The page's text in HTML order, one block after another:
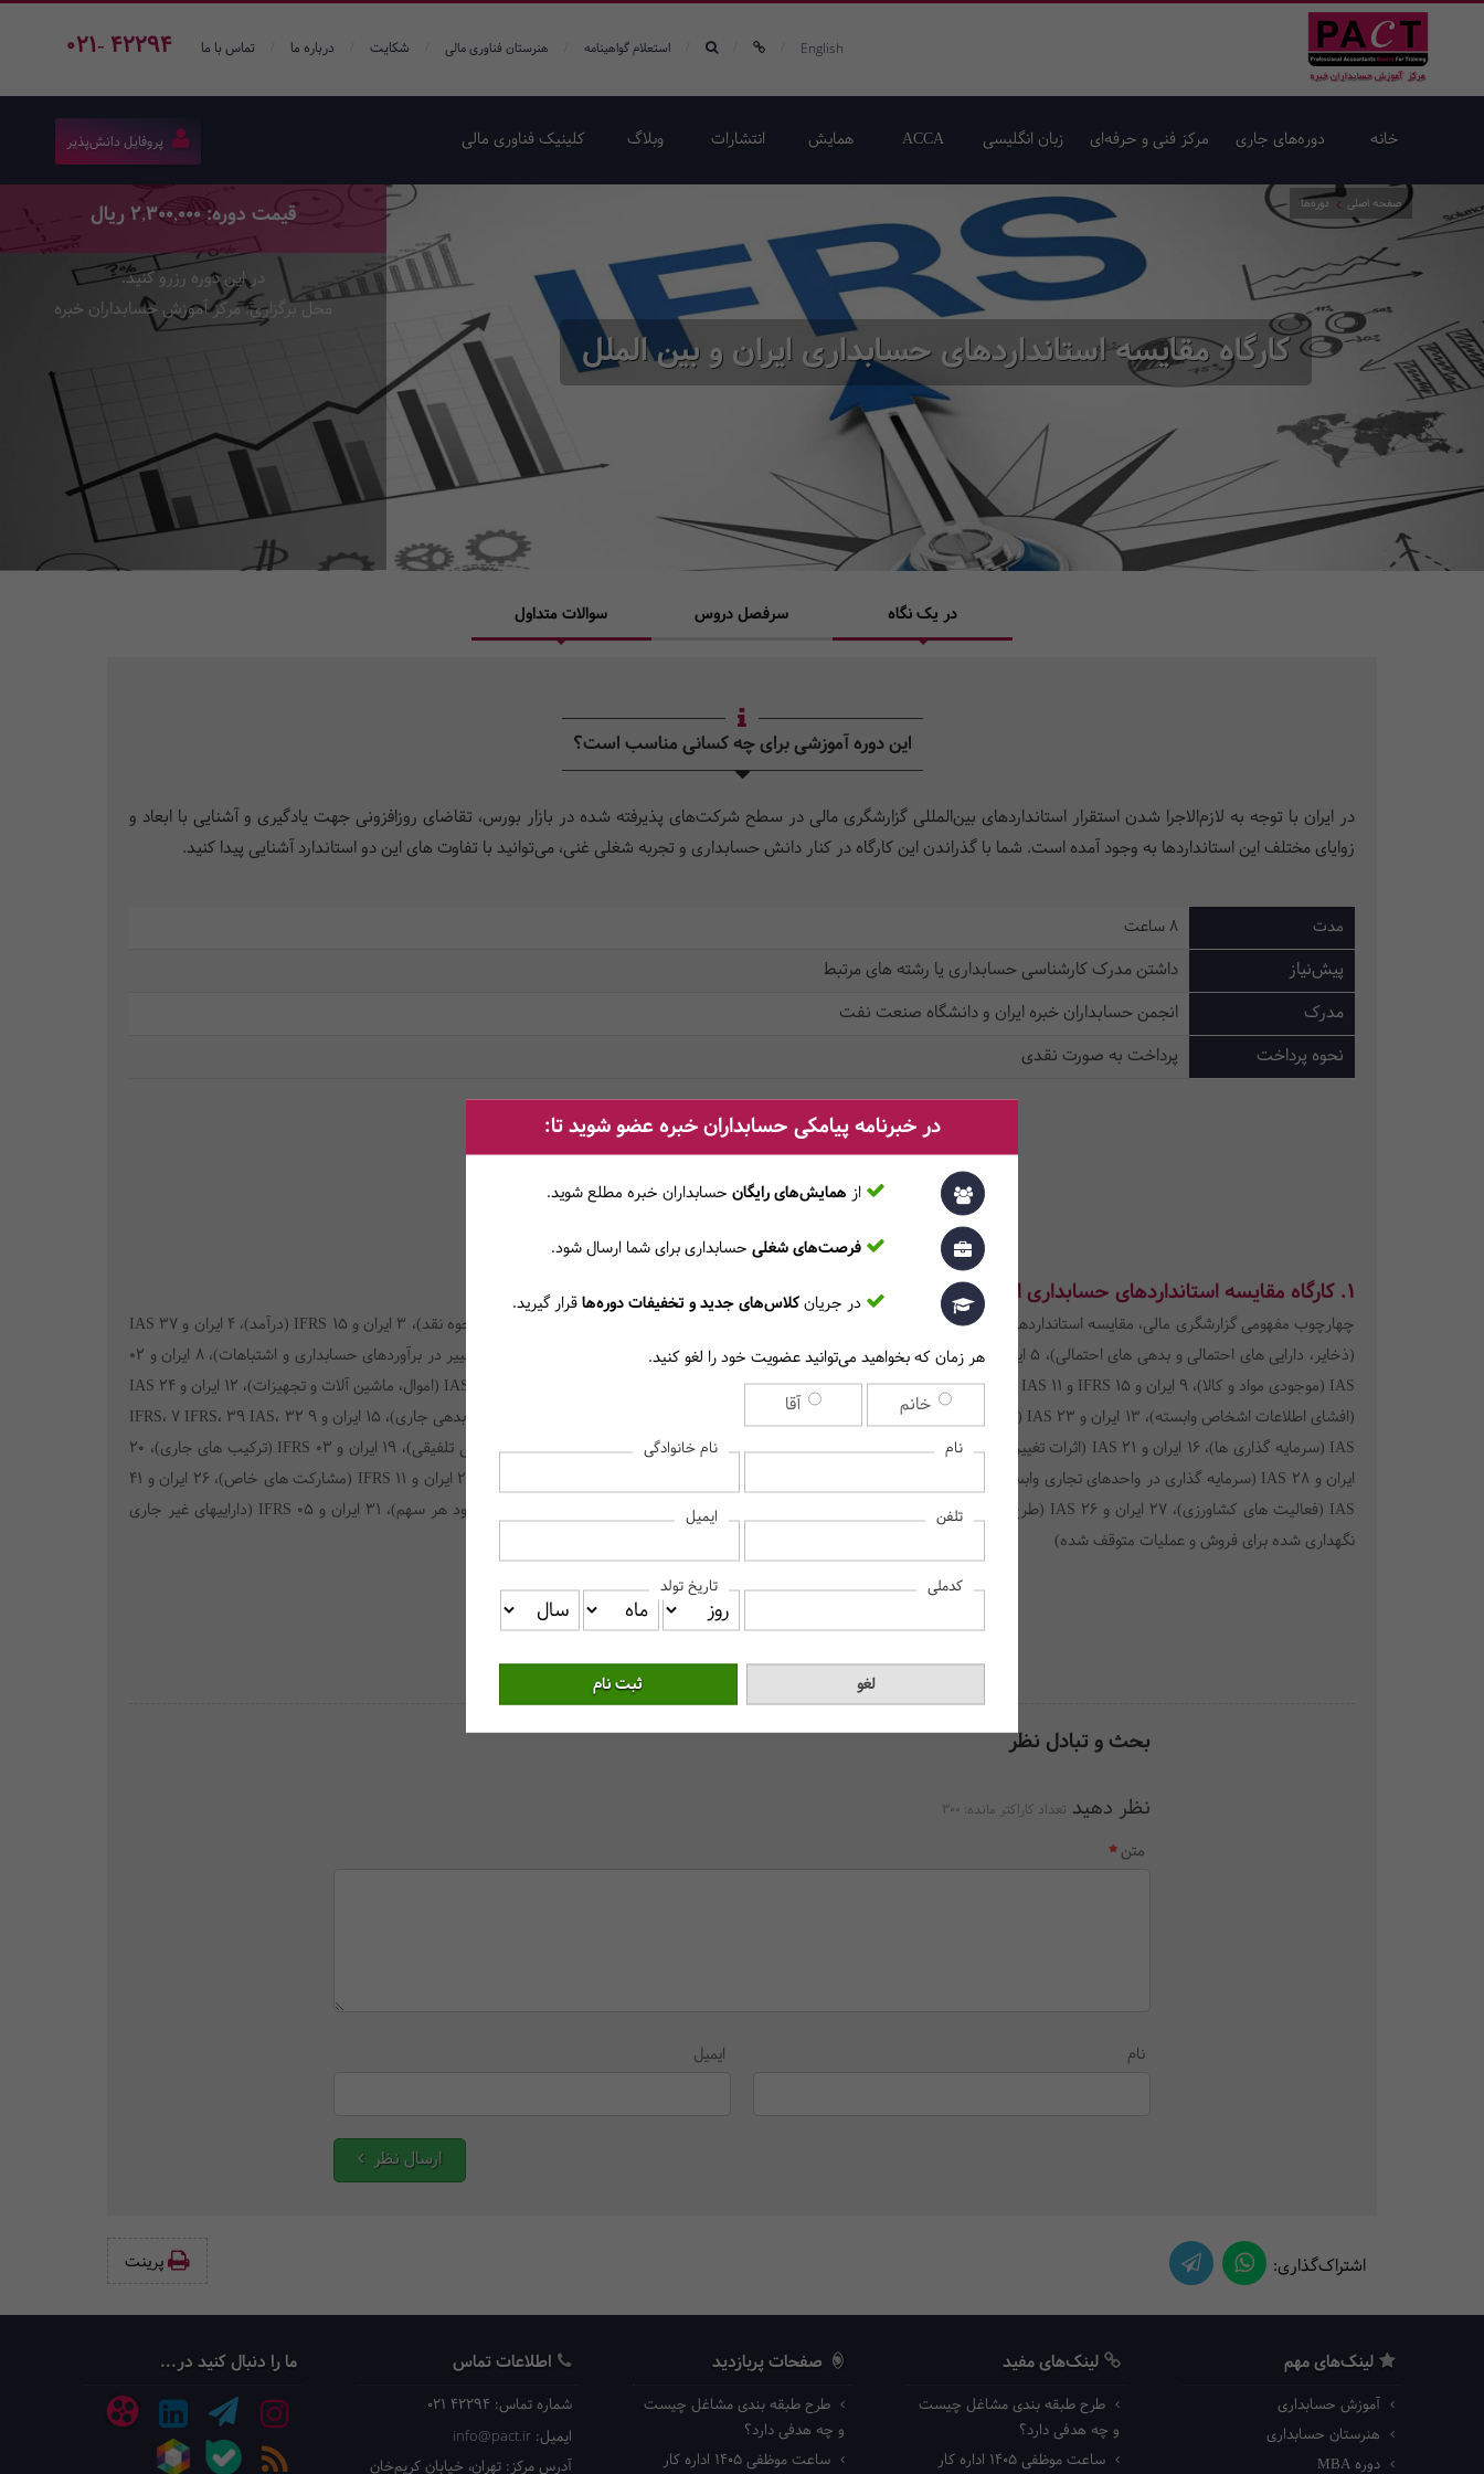
021- 42294 English استعلام گواهینامه هنرستان فناوری مالی شکایت درباره ما تماس با ما
خانه دوره‌های جاری مرکز فنی و حرفه‌ای زبان انگلیسی ACCA همایش‌ انتشارات وبلاگ کلینیک فناوری مالی پروفایل دانش‌پذیر
کارگاه مقایسه استانداردهای حسابداری ایران و بین الملل
صفحه اصلی دوره‌ها قیمت دوره: 2,300,000 ریال
در این دوره رزرو کنید.
محل برگزاری: مرکز آموزش حسابداران خبره
در یک نگاه سرفصل دروس سوالات متداول
این دوره آموزشی برای چه کسانی مناسب است؟
در ایران با توجه به لازم‌الاجرا شدن استقرار استانداردهای بین‌المللی گزارشگری مالی در سطح شرکت­‌های پذیرفته­ شده در بازار بورس، تقاضای روزافزونی جهت یادگیری و آشنایی با ابعاد و
زوایای مختلف این استانداردها به وجود آمده است. شما با گذراندن این کارگاه در کنار دانش حسابداری و تجربه شغلی غنی، می‌­توانید با تفاوت های این دو استاندارد آشنایی پیدا کنید.
مدت 8 ساعت
پیش‌نیاز
داشتن مدرک کارشناسی حسابداری یا رشته های مرتبط
مدرک
انجمن حسابداران خبره ایران و دانشگاه صنعت نفت
نحوه پرداخت
پرداخت به صورت نقدی
1. کارگاه مقایسه استانداردهای حسابداری ایران و بین الملل / 8 ساعت
چهارچوب مفهومی گزارشگری مالی، مقایسه استانداردهای شماره: 1 ایران و 01 IAS (نحوه ارایه صورتهای مالی)، 2 ایران و 07 IAS (صورت جریان وجوه نقد)، 3 ایران و 15 IFRS (درآمد)، 4 ایران و 37 IAS
(ذخایر، دارایی های احتمالی و بدهی های احتمالی)، 5 ایران و 10 IAS (رویدادهای بعد از تاریخ ترازنامه)، 6 ایران و 08 IAS (رویه های حسابداری، تغییر در برآوردهای حسابداری و اشتباهات)، 8 ایران و 02
IAS (موجودی مواد و کالا)، 9 ایران و 15 IFRS و 11 IAS (حسابداری پیمانهای بلند مدت)، 10 ایران و 20 IAS (کمکهای بلاعوض دولت)، 11 ایران و 16 IAS (اموال، ماشین آلات و تجهیزات)، 12 ایران و 24 IAS
(افشای اطلاعات اشخاص وابسته)، 13 ایران و 23 IAS (مخارج تامین مالی)، 14 ایران و مجموعه استانداردهای بین المللی (نحوه ارایه دارایی جاری و بدهی جاری)، 15 ایران و 9 IFRS، 7 IFRS، 39 IAS، 32
IAS (سرمایه گذاری ها)، 16 ایران و 21 IAS (اثرات تغییر در نرخ ارز)، 17 ایران و 38 IAS (دارایی های نامشهود)، 18 ایران و 10 IFRS (صورتهای مالی تلفیقی)، 19 ایران و 03 IFRS (ترکیب های جاری)، 20
ایران و 28 IAS (سرمایه گذاری در واحدهای تجاری وابسته)، 21 ایران و 17 IAS (اجاره ها)، 22 ایران و 34 IAS (گزارشگری مالی میان دوره ای)، 23 ایران و 11 IFRS (مشارکت های خاص)، 26 ایران و 41
IAS (فعالیت های کشاورزی)، 27 ایران و 26 IAS (طرح های مزایای بازنشستگی)، 28 ایران و 04 IAS (قراردادهای بیمه)، 30 ایران و 33 IAS (سود هر سهم)، 31 ایران و 05 IFRS (داراییهای غیر جاری
نگهداری شده برای فروش و عملیات متوقف شده)
بحث و تبادل نظر
نظر دهید تعداد کاراکتر مانده: 300
متن
نام ایمیل
ارسال نظر
اشتراک‌گذاری: پرینت‌
لینک‌های مهم
آموزش حسابداری
هنرستان حسابداری
دوره MBA
لینک‌های مفید
طرح طبقه بندی مشاغل چیست
و چه هدفی دارد؟
ساعت موظفی ۱۴۰۵ اداره کار
صفحات پربازدید
طرح طبقه بندی مشاغل چیست
و چه هدفی دارد؟
ساعت موظفی ۱۴۰۵ اداره کار
اطلاعات تماس
شماره تماس: 021 42294
ایمیل:info@pact.ir
آدرس مرکز:تهران، خیابان کریم‌خان
ما را دنبال کنید در...
در خبرنامه پیامکی حسابداران خبره عضو شوید تا:
از همایش‌های رایگان حسابداران خبره مطلع ‎شوید.
فرصت‌های شغلی حسابداری برای شما ارسال شود.
در جریانکلاس‌های جدید و تخفیفات دوره‌هاقرار گیرید.
هر زمان که بخواهید می‌توانید عضویت خود را لغو کنید.
خانم آقا
نام نام خانوادگی
تلفن ایمیل
کدملی تاریخ تولد